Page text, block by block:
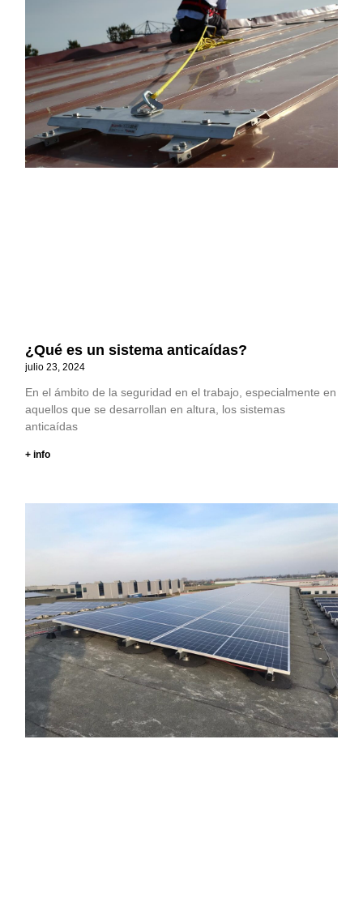
¿Qué es un sistema anticaídas?
julio 23, 2024
En el ámbito de la seguridad en el trabajo, especialmente en
aquellos que se desarrollan en altura, los sistemas
anticaídas
+ info